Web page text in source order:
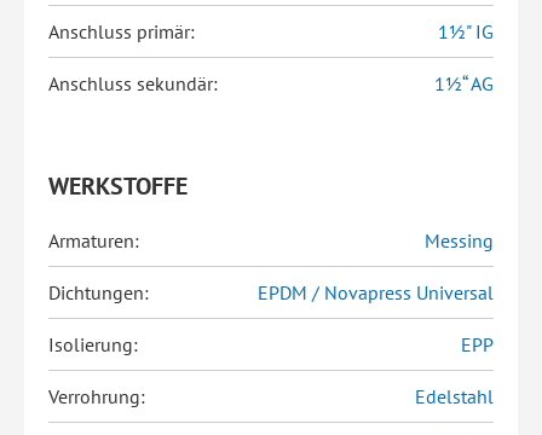
Anschluss primär: 1½" IG
Anschluss sekundär: 1½“ AG
WERKSTOFFE
Armaturen: Messing
Dichtungen: EPDM / Novapress Universal
Isolierung: EPP
Verrohrung: Edelstahl